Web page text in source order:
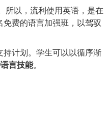
所以，流利使用英语，是在
费的语言加强班，以驾驭
计划。学生可以以循序渐
言技能。